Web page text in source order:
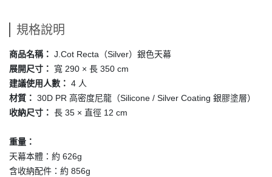
規格說明
商品名稱： J.Cot Recta（Silver）銀色天幕
展開尺寸： 寬 290 × 長 350 cm
建議使用人數： 4 人
材質： 30D PR 高密度尼龍（Silicone / Silver Coating 銀膠塗層）
收納尺寸： 長 35 × 直徑 12 cm
重量：
天幕本體：約 626g
含收納配件：約 856g